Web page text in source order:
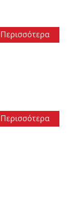
Περισσότερα
Περισσότερα